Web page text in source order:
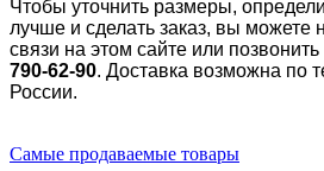
Чтобы уточнить размеры,
лучше и сделать заказ, вы можете
связи на этом сайте или
790-62-90. Доставка возможна по
России.
Самые продаваемые товары